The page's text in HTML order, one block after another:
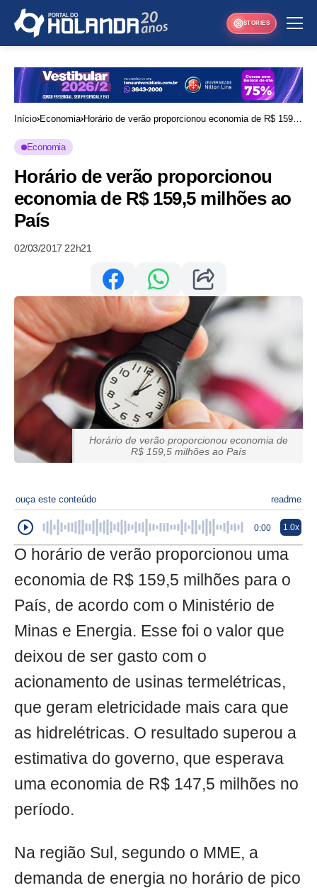
STORIES
Início Economia Horário de verão proporcionou economia de R$ 159,5
Economia
Horário de verão proporcionou
economia de R$ 159,5 milhões ao
País
02/03/2017 22h21
Horário de verão proporcionou economia de
R$ 159,5 milhões ao País
ouça este conteúdo readme
0:00 1.0x
O horário de verão proporcionou uma
economia de R$ 159,5 milhões para o
País, de acordo com o Ministério de
Minas e Energia. Esse foi o valor que
deixou de ser gasto com o
acionamento de usinas termelétricas,
que geram eletricidade mais cara que
as hidrelétricas. O resultado superou a
estimativa do governo, que esperava
uma economia de R$ 147,5 milhões no
período.
Na região Sul, segundo o MME, a
demanda de energia no horário de pico